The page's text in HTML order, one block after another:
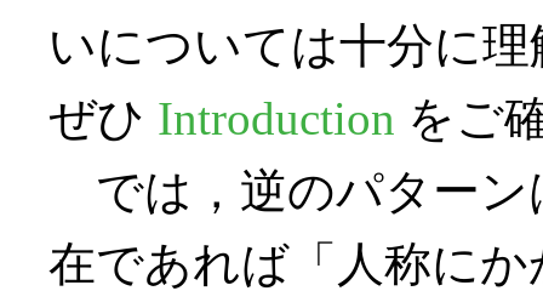
いについては十分に
ぜひ Introduction をご
では，逆のパターン
在であれば「人称に